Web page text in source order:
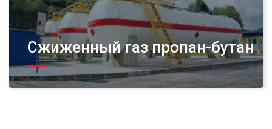
Сжиженный газ пропан-бутан